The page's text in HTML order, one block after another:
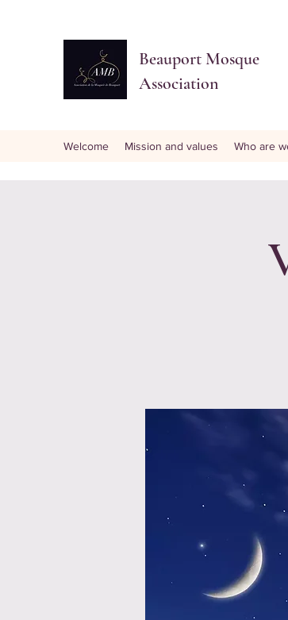
Beauport Mosque
Association
Welcome Mission and values Who are